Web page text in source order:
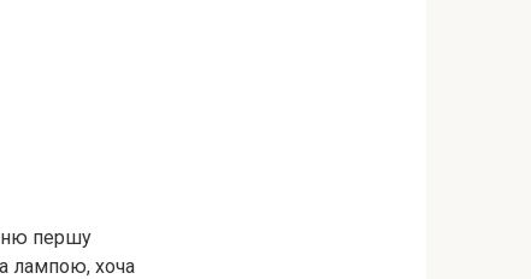
першу
лампою, хоча